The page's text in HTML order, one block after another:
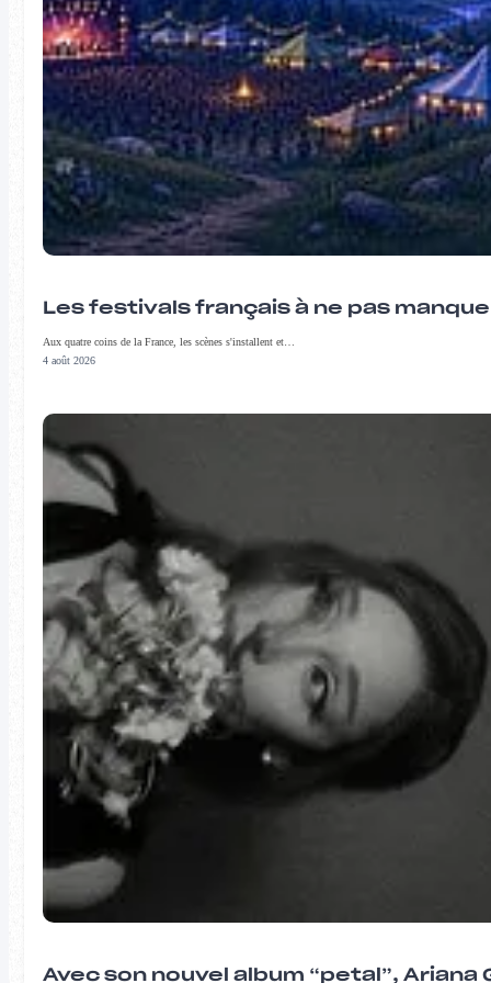
Les festivals français à ne pas
Aux quatre coins de la France, les scènes s'installent et…
4 août 2026
Avec son nouvel album “petal”,